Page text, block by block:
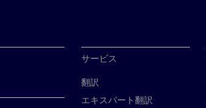
サービス
翻訳
エキスパート翻訳